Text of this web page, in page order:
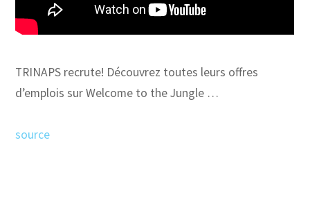
TRINAPS recrute! Découvrez toutes leurs offres
d’emplois sur Welcome to the Jungle …
source